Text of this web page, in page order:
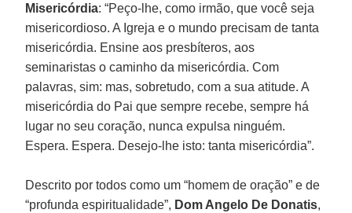
Misericórdia: “Peço-lhe, como irmão, que você seja
misericordioso. A Igreja e o mundo precisam de tanta
misericórdia. Ensine aos presbíteros, aos
seminaristas o caminho da misericórdia. Com
palavras, sim: mas, sobretudo, com a sua atitude. A
misericórdia do Pai que sempre recebe, sempre há
lugar no seu coração, nunca expulsa ninguém.
Espera. Espera. Desejo-lhe isto: tanta misericórdia”.
Descrito por todos como um “homem de oração” e de
“profunda espiritualidade”, Dom Angelo De Donatis,